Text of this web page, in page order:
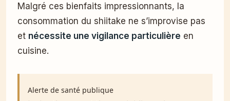
Malgré ces bienfaits impressionnants, la
consommation du shiitake ne s’improvise pas
et nécessite une vigilance particulière en
cuisine.
Alerte de santé publique